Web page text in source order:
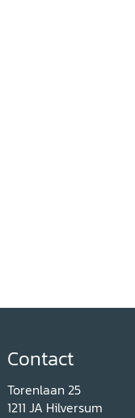
Contact
Torenlaan 25
1211 JA Hilversum